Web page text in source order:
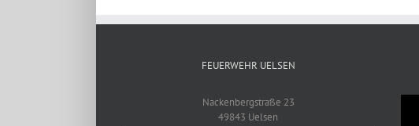
FEUERWEHR UELSEN
Nackenbergstraße 23
49843 Uelsen